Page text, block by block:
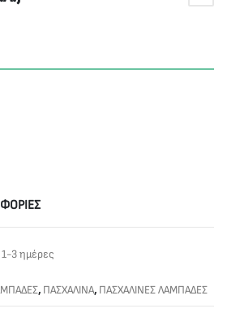
1-3 ημέρες
, ΠΑΣΧΑΛΙΝΑ, ΠΑΣΧΑΛΙΝΕΣ ΛΑΜΠΑΔΕΣ